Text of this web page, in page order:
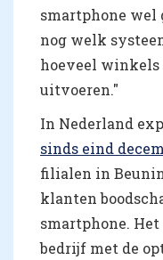
smartphone wel
nog welk
hoeveel
uitvoeren."
In Nederland
sinds eind
filialen in
klanten
smartphone.
bedrijf met de